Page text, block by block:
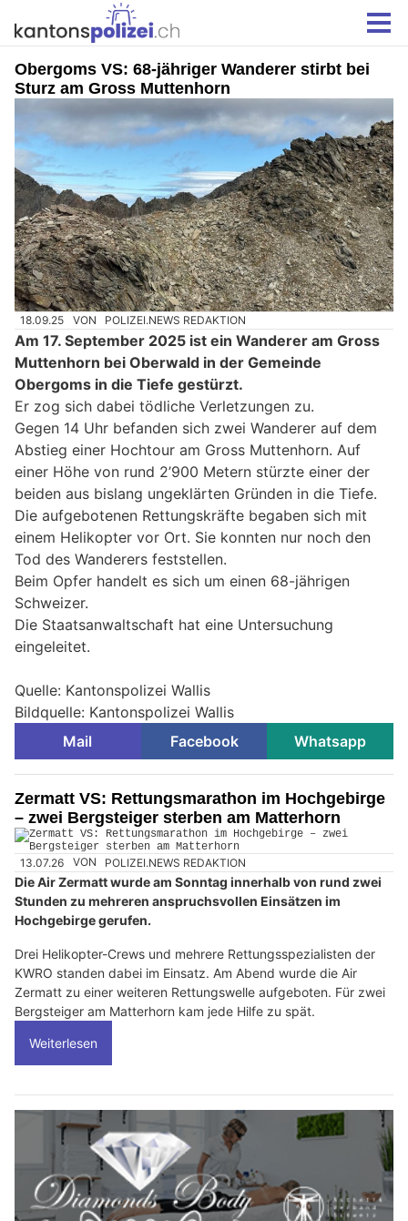
Obergoms VS: 68-jähriger Wanderer stirbt bei
Sturz am Gross Muttenhorn
18.09.25 VON POLIZEI.NEWS REDAKTION
Am 17. September 2025 ist ein Wanderer am Gross
Muttenhorn bei Oberwald in der Gemeinde
Obergoms in die Tiefe gestürzt.
Er zog sich dabei tödliche Verletzungen zu.
Gegen 14 Uhr befanden sich zwei Wanderer auf dem
Abstieg einer Hochtour am Gross Muttenhorn. Auf
einer Höhe von rund 2’900 Metern stürzte einer der
beiden aus bislang ungeklärten Gründen in die Tiefe.
Die aufgebotenen Rettungskräfte begaben sich mit
einem Helikopter vor Ort. Sie konnten nur noch den
Tod des Wanderers feststellen.
Beim Opfer handelt es sich um einen 68-jährigen
Schweizer.
Die Staatsanwaltschaft hat eine Untersuchung
eingeleitet.
Quelle: Kantonspolizei Wallis
Bildquelle: Kantonspolizei Wallis
Mail
Facebook Whatsapp
Zermatt VS: Rettungsmarathon im Hochgebirge
– zwei Bergsteiger sterben am Matterhorn
13.07.26 VON POLIZEI.NEWS REDAKTION
Die Air Zermatt wurde am Sonntag innerhalb von rund zwei
Stunden zu mehreren anspruchsvollen Einsätzen im
Hochgebirge gerufen.
Drei Helikopter-Crews und mehrere Rettungsspezialisten der
KWRO standen dabei im Einsatz. Am Abend wurde die Air
Zermatt zu einer weiteren Rettungswelle aufgeboten. Für zwei
Bergsteiger am Matterhorn kam jede Hilfe zu spät.
Weiterlesen